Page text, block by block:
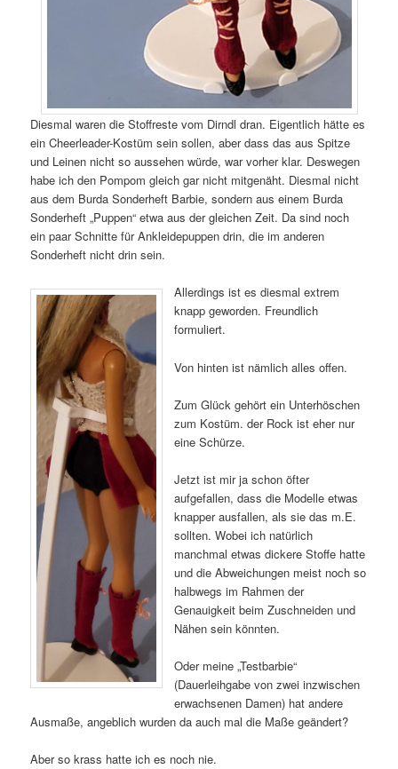
Diesmal waren die Stoffreste vom Dirndl dran. Eigentlich hätte es
ein Cheerleader-Kostüm sein sollen, aber dass das aus Spitze
und Leinen nicht so aussehen würde, war vorher klar. Deswegen
habe ich den Pompom gleich gar nicht mitgenäht. Diesmal nicht
aus dem Burda Sonderheft Barbie, sondern aus einem Burda
Sonderheft „Puppen“ etwa aus der gleichen Zeit. Da sind noch
ein paar Schnitte für Ankleidepuppen drin, die im anderen
Sonderheft nicht drin sein.
Allerdings ist es diesmal extrem
knapp geworden. Freundlich
formuliert.
Von hinten ist nämlich alles offen.
Zum Glück gehört ein Unterhöschen
zum Kostüm. der Rock ist eher nur
eine Schürze.
Jetzt ist mir ja schon öfter
aufgefallen, dass die Modelle etwas
knapper ausfallen, als sie das m.E.
sollten. Wobei ich natürlich
manchmal etwas dickere Stoffe hatte
und die Abweichungen meist noch so
halbwegs im Rahmen der
Genauigkeit beim Zuschneiden und
Nähen sein könnten.
Oder meine „Testbarbie“
(Dauerleihgabe von zwei inzwischen
erwachsenen Damen) hat andere
Ausmaße, angeblich wurden da auch mal die Maße geändert?
Aber so krass hatte ich es noch nie.